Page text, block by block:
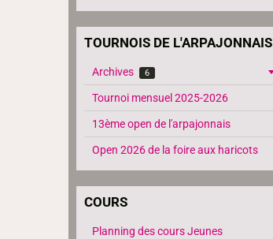
TOURNOIS DE L'ARPAJONNAIS
Archives 6
Tournoi mensuel 2025-2026
13ème open de l'arpajonnais
Open 2026 de la foire aux haricots
COURS
Planning des cours Jeunes